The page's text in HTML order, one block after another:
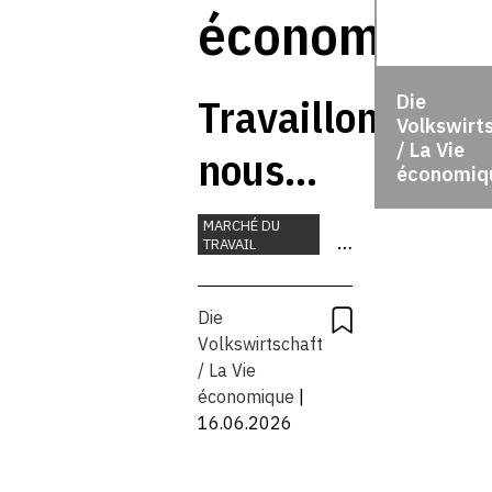
économique
Travaillons-
nous
vraiment
tant que
ça?
MARCHÉ DU
TRAVAIL
EUROPÉENNE
Die
Volkswirtschaft
/ La Vie
économique
16.06.2026
Die
/ La Vie